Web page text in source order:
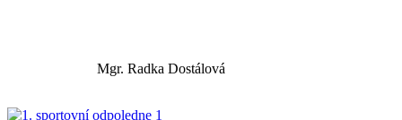
Mgr. Radka Dostálová